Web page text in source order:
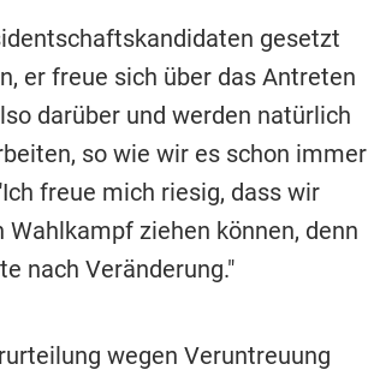
gesetzt
er freue sich über das Antreten
darüber und werden natürlich
so wie wir es schon immer
freue mich riesig, dass wir
ziehen können, denn
nach Veränderung."
wegen Veruntreuung